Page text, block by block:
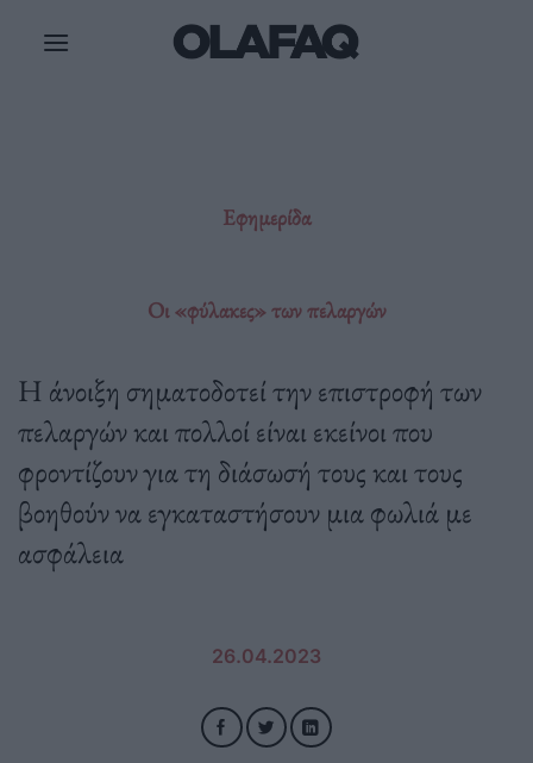
Εφημερίδα
Οι «φύλακες» των πελαργών
Η άνοιξη σηματοδοτεί την επιστροφή των
πελαργών και πολλοί είναι εκείνοι που
φροντίζουν για τη διάσωσή τους και τους
βοηθούν να εγκαταστήσουν μια φωλιά με
ασφάλεια
26.04.2023